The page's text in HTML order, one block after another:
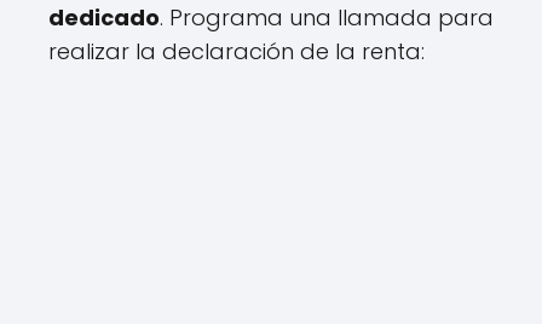
dedicado. Programa una llamada para
realizar la declaración de la renta: